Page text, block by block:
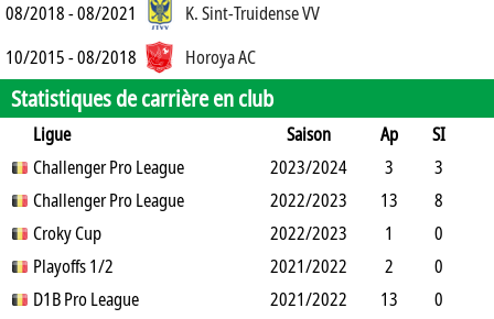
08/2018 - 08/2021
K. Sint-Truidense VV
10/2015 - 08/2018
Horoya AC
Statistiques de carrière en club
Ligue Saison Ap
SI
SO
B B A 2J CR Min
Challenger Pro League 2023/2024 3
3
0
14 0 0 0 0 34
Challenger Pro League 2022/2023 13
8
2
19 0 0 533
Croky Cup 2022/2023 1
0
0
1 0 0 90
Playoffs 1/2 2021/2022 2
0
0
0 0 0 0 180
D1B Pro League 2021/2022 13
0